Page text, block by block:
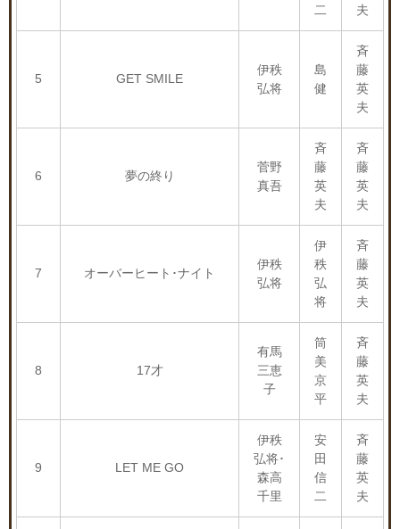
二
夫
5 GET SMILE
伊秩
弘将
島
健
斉
藤
英
夫
6 夢の終り
菅野
真吾
斉
藤
英
夫
斉
藤
英
夫
7 オーバーヒート･ナイト
伊秩
弘将
伊
秩
弘
将
斉
藤
英
夫
8 17才
有馬
三恵
子
筒
美
京
平
斉
藤
英
夫
9 LET ME GO
伊秩
弘将･
森高
千里
安
田
信
二
斉
藤
英
夫